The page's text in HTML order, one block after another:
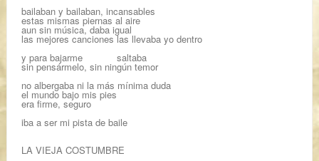
bailaban y bailaban, incansables
estas mismas piernas al aire
aun sin música, daba igual
las mejores canciones las llevaba yo dentro
y para bajarme saltaba
sin pensármelo, sin ningún temor
no albergaba ni la más mínima duda
el mundo bajo mis pies
era firme, seguro
iba a ser mi pista de baile
LA VIEJA COSTUMBRE